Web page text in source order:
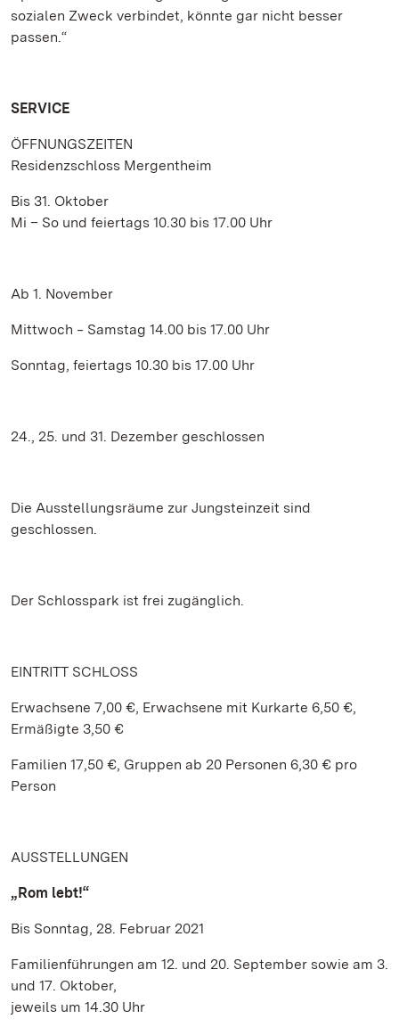
sozialen Zweck verbindet, könnte gar nicht besser
passen.“
SERVICE
ÖFFNUNGSZEITEN
Residenzschloss Mergentheim
Bis 31. Oktober
Mi – So und feiertags 10.30 bis 17.00 Uhr
Ab 1. November
Mittwoch ‒ Samstag 14.00 bis 17.00 Uhr
Sonntag, feiertags 10.30 bis 17.00 Uhr
24., 25. und 31. Dezember geschlossen
Die Ausstellungsräume zur Jungsteinzeit sind
geschlossen.
Der Schlosspark ist frei zugänglich.
EINTRITT SCHLOSS
Erwachsene 7,00 €, Erwachsene mit Kurkarte 6,50 €,
Ermäßigte 3,50 €
Familien 17,50 €, Gruppen ab 20 Personen 6,30 € pro
Person
AUSSTELLUNGEN
„Rom lebt!“
Bis Sonntag, 28. Februar 2021
Familienführungen am 12. und 20. September sowie am 3.
und 17. Oktober,
jeweils um 14.30 Uhr